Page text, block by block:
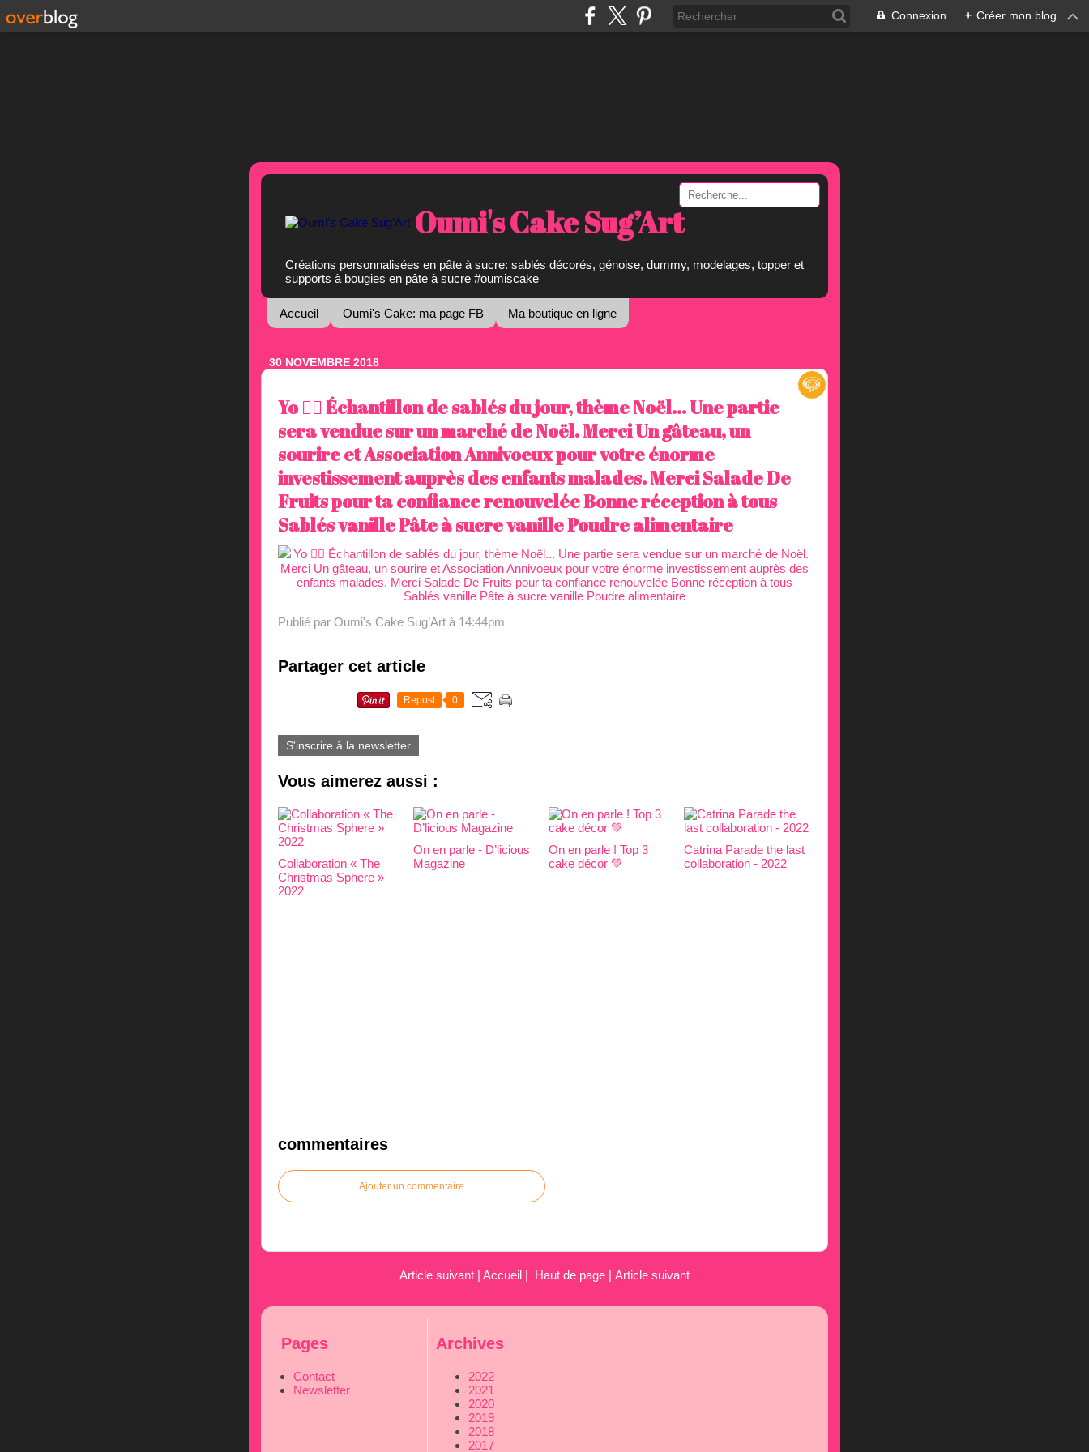
Connexion + Créer mon blog
Oumi's Cake Sug’Art
Créations personnalisées en pâte à sucre: sablés décorés, génoise, dummy, modelages, topper et
supports à bougies en pâte à sucre #oumiscake
Accueil Oumi's Cake: ma page FB Ma boutique en ligne
30 NOVEMBRE 2018
Yo ✌🏼 Échantillon de sablés du jour, thème Noël... Une partie
sera vendue sur un marché de Noël. Merci Un gâteau, un
sourire et Association Annivoeux pour votre énorme
investissement auprès des enfants malades. Merci Salade De
Fruits pour ta confiance renouvelée Bonne réception à tous
Sablés vanille Pâte à sucre vanille Poudre alimentaire
Publié par Oumi's Cake Sug’Art à 14:44pm
Partager cet article
Repost 0
S'inscrire à la newsletter
Vous aimerez aussi :
Collaboration « The
Christmas Sphere »
2022
On en parle - D’licious
Magazine
On en parle ! Top 3
cake décor 💚
Catrina Parade the last
collaboration - 2022
commentaires
Ajouter un commentaire
Article suivant | Accueil | Haut de page | Article suivant
Pages
Contact
Newsletter
Archives
2022
2021
2020
2019
2018
2017